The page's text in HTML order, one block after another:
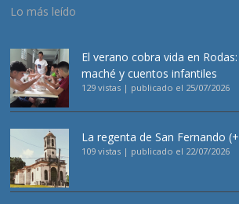
Lo más leído
El verano cobra vida en
maché y cuentos infantiles
129 vistas | publicado el 25/07/2026
La regenta de San Fernando
109 vistas | publicado el 22/07/2026